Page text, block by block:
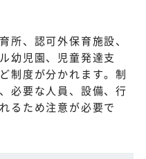
所、認可外保育施設、
幼児園、児童発達支
制度が分かれます。制
必要な人員、設備、行
るため注意が必要で